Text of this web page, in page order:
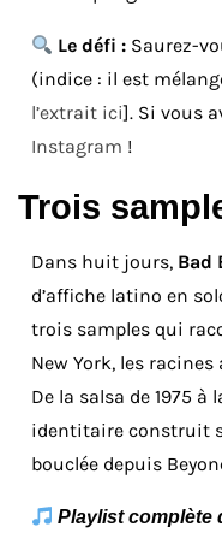
Le défi : Saurez-
(indice : il est
l’extrait ici]. Si vous
Instagram !
Trois
Dans huit jours, Bad
d’affiche latino en
trois samples qui
New York, les
De la salsa de 1975 à
identitaire construit
bouclée depuis
Playlist complète